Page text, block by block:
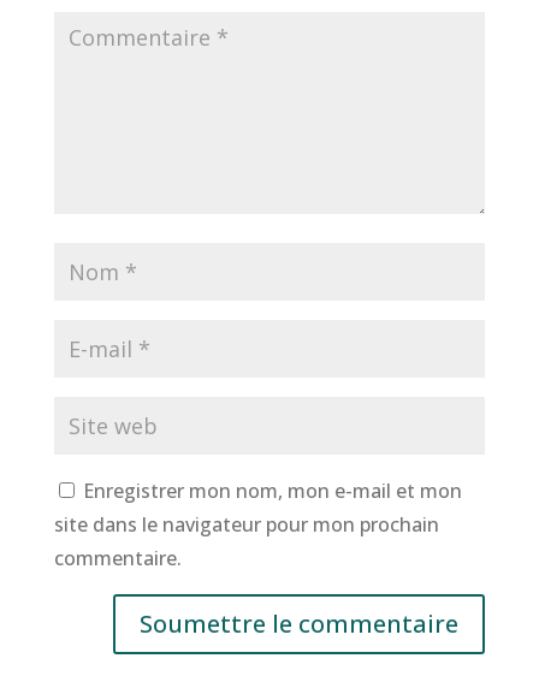
Enregistrer mon nom, mon e-mail et mon
site dans le navigateur pour mon prochain
commentaire.
Soumettre le commentaire